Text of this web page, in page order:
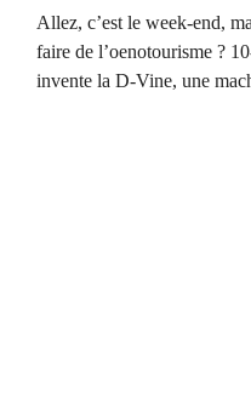
Allez, c’est le week-end,
faire de l’oenotourisme ?
invente la D-Vine, une